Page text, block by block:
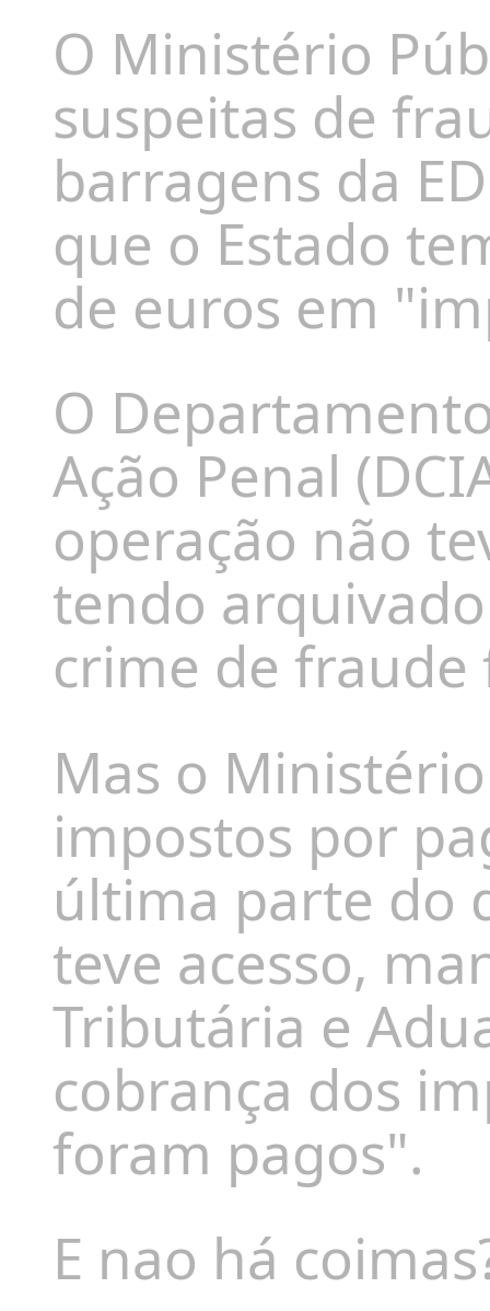
O Ministério
suspeitas de
barragens da
que o Estado
de euros em
O
Ação Penal
operação não
tendo
crime de fraude
Mas o
impostos por
última parte do
teve acesso,
Tributária e
cobrança dos
foram pagos".
E nao há